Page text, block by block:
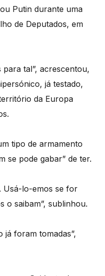
Putin durante uma
de Deputados, em
para tal”, acrescentou,
já testado,
da Europa
tipo de armamento
se pode gabar” de ter.
Usá-lo-emos se for
o saibam”, sublinhou.
já foram tomadas”,